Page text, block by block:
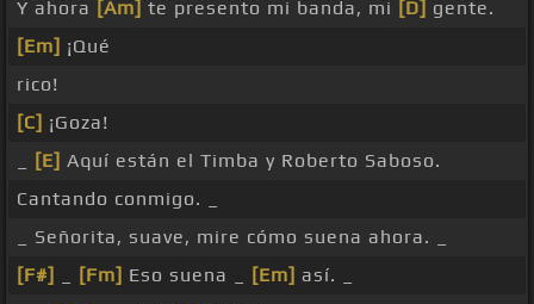
Y ahora [Am] te presento mi banda, mi [D] gente.
[Em] ¡Qué
rico!
[C] ¡Goza!
[E] Aquí están el Timba y Roberto Saboso.
Cantando conmigo. _
_ Señorita, suave, mire cómo suena ahora. _
[F#]
[Fm] Eso suena _ [Em] así. _